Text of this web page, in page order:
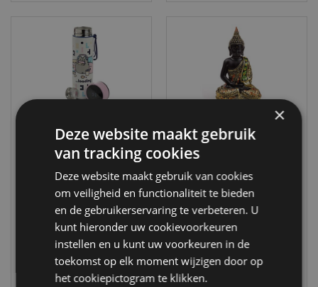
Pusheen Kat
Thermosfles
450ml
Thermometer
BOT149
1275 op
voorraad
Contemplatie
40 op
voorraad
×
Deze website maakt gebruik
van tracking cookies
Deze website maakt gebruik van cookies
om veiligheid en functionaliteit te bieden
en de gebruikerservaring te verbeteren. U
kunt hieronder uw cookievoorkeuren
instellen en u kunt uw voorkeuren in de
toekomst op elk moment wijzigen door op
het cookiepictogram te klikken.